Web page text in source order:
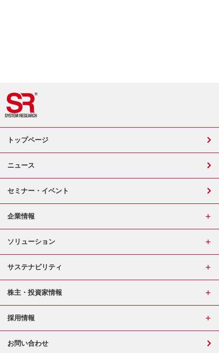
トップページ
ニュース
セミナー・イベント
企業情報
ソリューション
サステナビリティ
株主・投資家情報
採用情報
お問い合わせ